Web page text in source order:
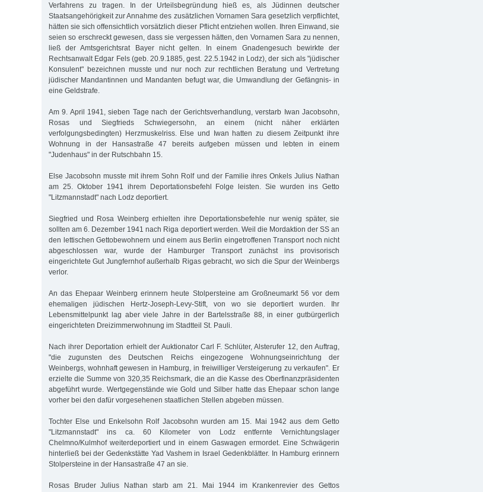
Verfahrens zu tragen. In der Urteilsbegründung hieß es, als Jüdinnen deutscher
Staatsangehörigkeit zur Annahme des zusätzlichen Vornamen Sara gesetzlich verpflichtet,
hätten sie sich offensichtlich vorsätzlich dieser Pflicht entziehen wollen. Ihren Einwand, sie
seien so erschreckt gewesen, dass sie vergessen hätten, den Vornamen Sara zu nennen,
ließ der Amtsgerichtsrat Bayer nicht gelten. In einem Gnadengesuch bewirkte der
Rechtsanwalt Edgar Fels (geb. 20.9.1885, gest. 22.5.1942 in Lodz), der sich als "jüdischer
Konsulent" bezeichnen musste und nur noch zur rechtlichen Beratung und Vertretung
jüdischer Mandantinnen und Mandanten befugt war, die Umwandlung der Gefängnis- in
eine Geldstrafe.
Am 9. April 1941, sieben Tage nach der Gerichtsverhandlung, verstarb Iwan Jacobsohn,
Rosas und Siegfrieds Schwiegersohn, an einem (nicht näher erklärten
verfolgungsbedingten) Herzmuskelriss. Else und Iwan hatten zu diesem Zeitpunkt ihre
Wohnung in der Hansastraße 47 bereits aufgeben müssen und lebten in einem
"Judenhaus" in der Rutschbahn 15.
Else Jacobsohn musste mit ihrem Sohn Rolf und der Familie ihres Onkels Julius Nathan
am 25. Oktober 1941 ihrem Deportationsbefehl Folge leisten. Sie wurden ins Getto
"Litzmannstadt" nach Lodz deportiert.
Siegfried und Rosa Weinberg erhielten ihre Deportationsbefehle nur wenig später, sie
sollten am 6. Dezember 1941 nach Riga deportiert werden. Weil die Mordaktion der SS an
den lettischen Gettobewohnern und einem aus Berlin eingetroffenen Transport noch nicht
abgeschlossen war, wurde der Hamburger Transport zunächst ins provisorisch
eingerichtete Gut Jungfernhof außerhalb Rigas gebracht, wo sich die Spur der Weinbergs
verlor.
An das Ehepaar Weinberg erinnern heute Stolpersteine am Großneumarkt 56 vor dem
ehemaligen jüdischen Hertz-Joseph-Levy-Stift, von wo sie deportiert wurden. Ihr
Lebensmittelpunkt lag aber viele Jahre in der Bartelsstraße 88, in einer gutbürgerlich
eingerichteten Dreizimmerwohnung im Stadtteil St. Pauli.
Nach ihrer Deportation erhielt der Auktionator Carl F. Schlüter, Alsterufer 12, den Auftrag,
"die zugunsten des Deutschen Reichs eingezogene Wohnungseinrichtung der
Weinbergs, wohnhaft gewesen in Hamburg, in freiwilliger Versteigerung zu verkaufen". Er
erzielte die Summe von 320,35 Reichsmark, die an die Kasse des Oberfinanzpräsidenten
abgeführt wurde. Wertgegenstände wie Gold und Silber hatte das Ehepaar schon lange
vorher bei den dafür vorgesehenen staatlichen Stellen abgeben müssen.
Tochter Else und Enkelsohn Rolf Jacobsohn wurden am 15. Mai 1942 aus dem Getto
"Litzmannstadt" ins ca. 60 Kilometer von Lodz entfernte Vernichtungslager
Chelmno/Kulmhof weiterdeportiert und in einem Gaswagen ermordet. Eine Schwägerin
hinterließ bei der Gedenkstätte Yad Vashem in Israel Gedenkblätter. In Hamburg erinnern
Stolpersteine in der Hansastraße 47 an sie.
Rosas Bruder Julius Nathan starb am 21. Mai 1944 im Krankenrevier des Gettos